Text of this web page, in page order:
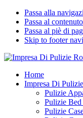
Passa alla
Passa al
Passa al piè di
Skip to footer
Impresa Di Pulizie Roma
✅ Abitazioni e Attività
Home
Impresa Di Pulizie
Pulizie
Pulizie
Pulizie